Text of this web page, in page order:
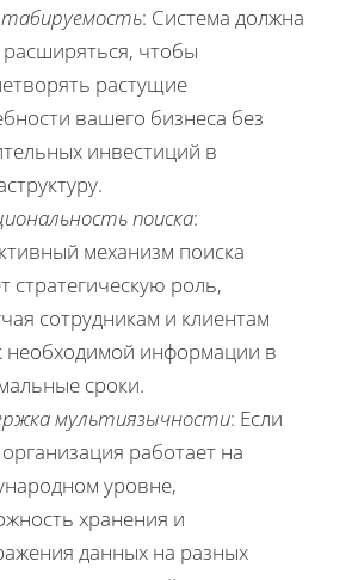
: Система должна
расширяться, чтобы
растущие
вашего бизнеса без
инвестиций в
поиска:
механизм поиска
стратегическую роль,
сотрудникам и клиентам
необходимой информации в
сроки.
мультиязычности: Если
работает на
уровне,
хранения и
данных на разных